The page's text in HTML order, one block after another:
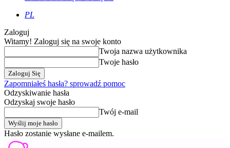
PL
Zaloguj
Witamy! Zaloguj się na swoje konto
Twoja nazwa użytkownika
Twoje hasło
Zapomniałeś hasła? sprowadź pomoc
Odzyskiwanie hasła
Odzyskaj swoje hasło
Twój e-mail
Hasło zostanie wysłane e-mailem.